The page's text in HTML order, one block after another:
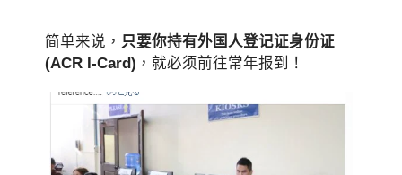
简单来说， 只要你持有外国人登记证身份证
(ACR I-Card) ，就必须前往常年报到！